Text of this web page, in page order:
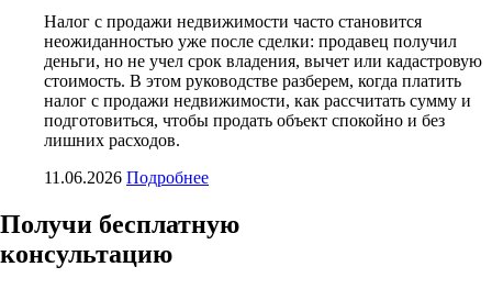
Налог с продажи недвижимости часто становится
неожиданностью уже после сделки: продавец получил
деньги, но не учел срок владения, вычет или кадастровую
стоимость. В этом руководстве разберем, когда платить
налог с продажи недвижимости, как рассчитать сумму и
подготовиться, чтобы продать объект спокойно и без
лишних расходов.
11.06.2026 Подробнее
Получи бесплатную
консультацию